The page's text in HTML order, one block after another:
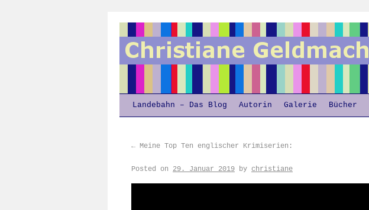
Landebahn – Das Blog Autorin Galerie Bücher
← Meine Top Ten englischer Krimiserien:
Posted on 29. Januar 2019 by christiane